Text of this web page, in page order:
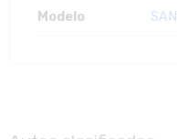
Modelo